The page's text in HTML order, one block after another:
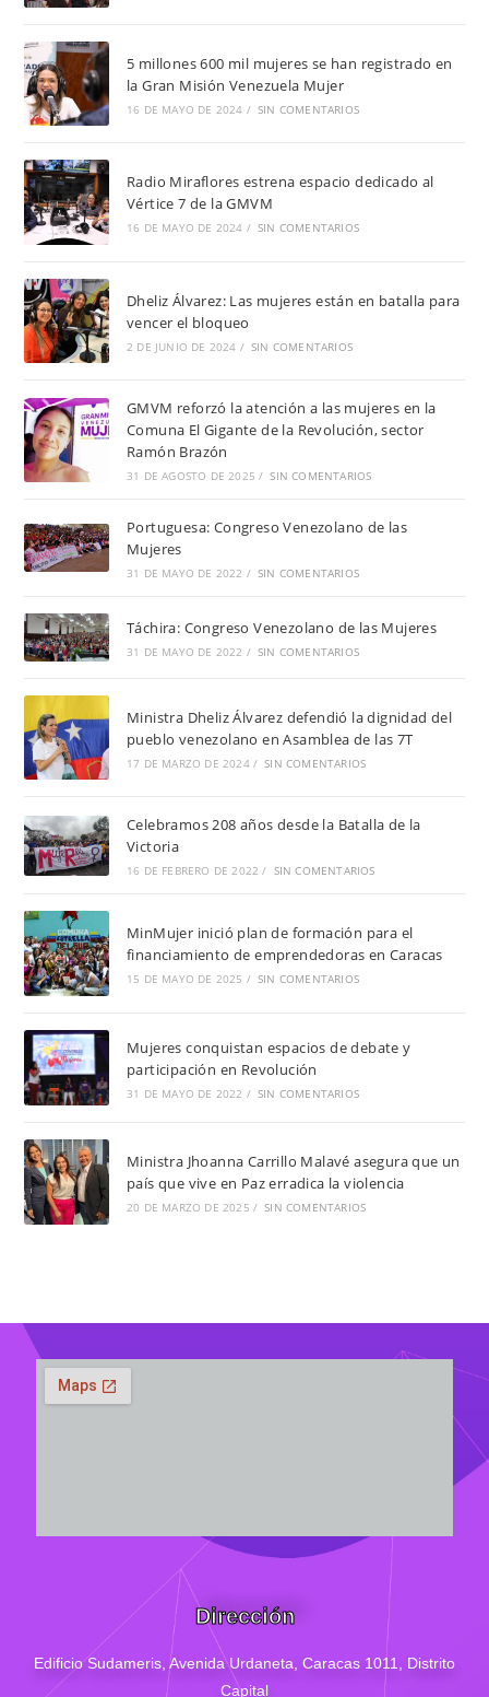
5 millones 600 mil mujeres se han registrado en
la Gran Misión Venezuela Mujer
16 DE MAYO DE 2024 / SIN COMENTARIOS
Radio Miraflores estrena espacio dedicado al
Vértice 7 de la GMVM
16 DE MAYO DE 2024 / SIN COMENTARIOS
Dheliz Álvarez: Las mujeres están en batalla para
vencer el bloqueo
2 DE JUNIO DE 2024 / SIN COMENTARIOS
GMVM reforzó la atención a las mujeres en la
Comuna El Gigante de la Revolución, sector
Ramón Brazón
31 DE AGOSTO DE 2025 / SIN COMENTARIOS
Portuguesa: Congreso Venezolano de las
Mujeres
31 DE MAYO DE 2022 / SIN COMENTARIOS
Táchira: Congreso Venezolano de las Mujeres
31 DE MAYO DE 2022 / SIN COMENTARIOS
Ministra Dheliz Álvarez defendió la dignidad del
pueblo venezolano en Asamblea de las 7T
17 DE MARZO DE 2024 / SIN COMENTARIOS
Celebramos 208 años desde la Batalla de la
Victoria
16 DE FEBRERO DE 2022 / SIN COMENTARIOS
MinMujer inició plan de formación para el
financiamiento de emprendedoras en Caracas
15 DE MAYO DE 2025 / SIN COMENTARIOS
Mujeres conquistan espacios de debate y
participación en Revolución
31 DE MAYO DE 2022 / SIN COMENTARIOS
Ministra Jhoanna Carrillo Malavé asegura que un
país que vive en Paz erradica la violencia
20 DE MARZO DE 2025 / SIN COMENTARIOS
Dirección
Edificio Sudameris, Avenida Urdaneta, Caracas 1011, Distrito
Capital